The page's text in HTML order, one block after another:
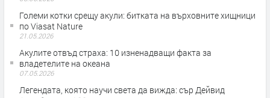
Големи котки срещу акули: битката на върховните хищници
по Viasat Nature
21.05.2026
Акулите отвъд страха: 10 изненадващи факта за
владетелите на океана
07.05.2026
Легендата, която научи света да вижда: сър Дейвид